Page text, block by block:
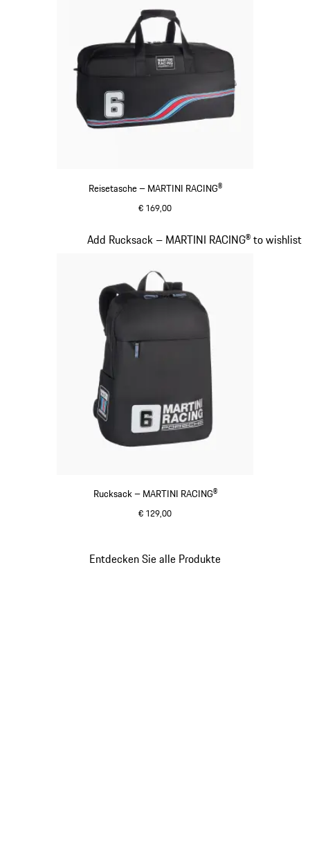
Reisetasche – MARTINI RACING®
€ 169,00
Rucksack – MARTINI RACING®
€ 129,00
Add Rucksack – MARTINI RACING® to wishlist
Entdecken Sie alle Produkte